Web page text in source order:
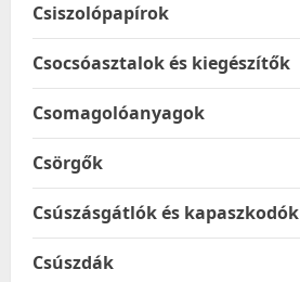
Csiszolópapírok
Csocsóasztalok és kiegészítők
Csomagolóanyagok
Csörgők
Csúszásgátlók és kapaszkodók
Csúszdák